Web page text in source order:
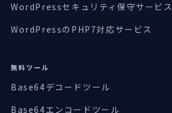
WordPressセキュリティ保守サービス
WordPressのPHP7対応サービス
無料ツール
Base64デコードツール
Base64エンコードツール